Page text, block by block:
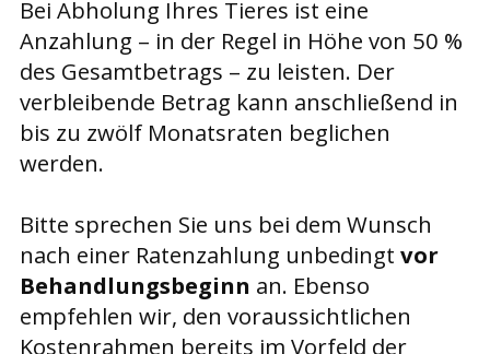
Bei Abholung Ihres Tieres ist eine
Anzahlung – in der Regel in Höhe von 50 %
des Gesamtbetrags – zu leisten. Der
verbleibende Betrag kann anschließend in
bis zu zwölf Monatsraten beglichen
werden.
Bitte sprechen Sie uns bei dem Wunsch
nach einer Ratenzahlung unbedingt vor
Behandlungsbeginn an. Ebenso
empfehlen wir, den voraussichtlichen
Kostenrahmen bereits im Vorfeld der